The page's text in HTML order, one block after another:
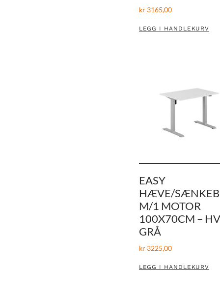
kr3165,00
LEGG I HANDLEKURV
EASY
HÆVE/
M/1 MOTOR
100X70CM –
GRÅ
kr3225,00
LEGG I HANDLEKURV